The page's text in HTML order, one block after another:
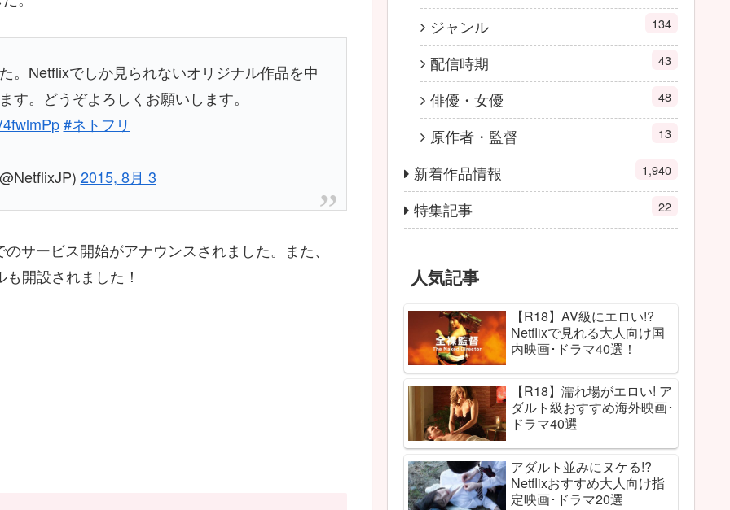
。Netflixでしか見られないオリジナル作品を中
す。どうぞよろしくお願いします。
#ネトフリ
2015, 8月 3
サービス開始がアナウンスされました。また、
開設されました！
ジャンル 134
配信時期 43
俳優・女優 48
原作者・監督 13
新着作品情報 1,940
特集記事 22
人気記事
【R18】AV級にエロい!?
Netflixで見れる大人向け国
内映画･ドラマ40選！
【R18】濡れ場がエロい! ア
ダルト級おすすめ海外映画･
ドラマ40選
アダルト並みにヌケる!?
Netflixおすすめ大人向け指
定映画･ドラマ20選